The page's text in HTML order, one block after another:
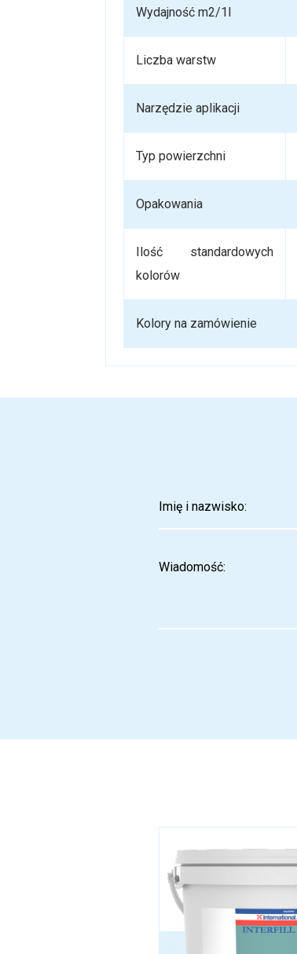
Wydajność m2/1l
Liczba warstw
Narzędzie aplikacji
Typ powierzchni
Opakowania
Ilość standardowych
kolorów
Kolory na zamówienie